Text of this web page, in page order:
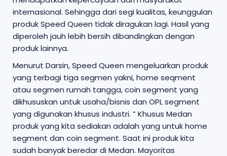
internasional. Sehingga dari segi kualitas, keunggulan
produk Speed Queen tidak diragukan lagi. Hasil yang
diperoleh jauh lebih bersih dibandingkan dengan
produk lainnya.
Menurut Darsin, Speed Queen mengeluarkan produk
yang terbagi tiga segmen yakni, home seqment
atau segmen rumah tangga, coin segment yang
dikhususkan untuk usaha/bisnis dan OPL segment
yang digunakan khusus industri. ” Khusus Medan
produk yang kita sediakan adalah yang untuk home
segment dan coin segment. Saat ini produk kita
sudah banyak beredar di Medan. Mayoritas